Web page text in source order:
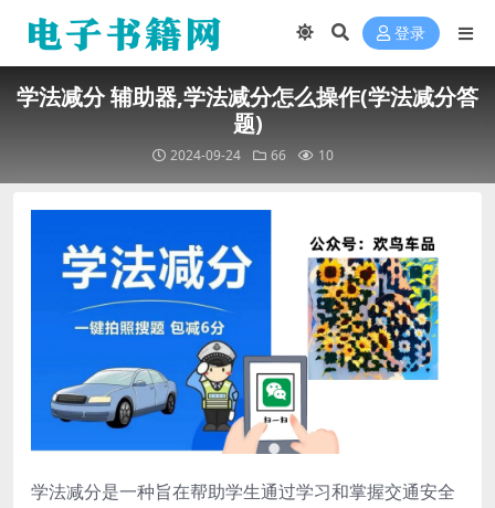
登录
学法减分 辅助器,学法减分怎么操作(学法减分答
题)
2024-09-24 66 10
学法减分是一种旨在帮助学生通过学习和掌握交通安全